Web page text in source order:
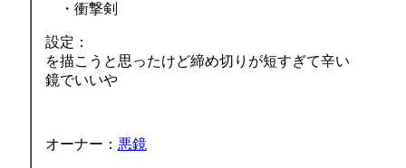
・衝撃剣
設定：
を描こうと思ったけど締め切りが短すぎて辛い
鏡でいいや
オーナー： 悪鏡